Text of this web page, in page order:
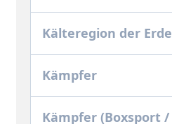
Kälteregion der Erde
Kämpfer
Kämpfer (Boxsport /